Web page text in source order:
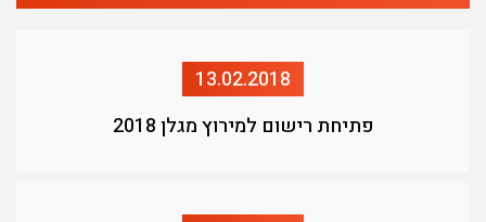
13.02.2018
פתיחת רישום למירוץ מגלן 2018